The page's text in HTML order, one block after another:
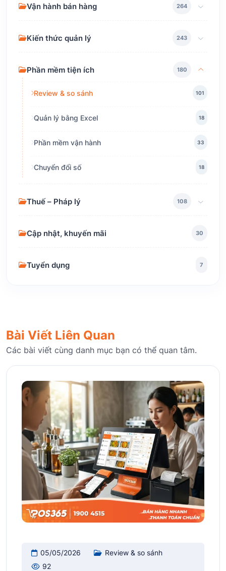
Vận hành bán hàng 264
Kiến thức quản lý 243
Phần mềm tiện ích 180
Review & so sánh 101
Quản lý bằng Excel 18
Phần mềm vận hành 33
Chuyển đổi số 18
Thuế – Pháp lý 108
Cập nhật, khuyến mãi 30
Tuyển dụng 7
Bài Viết Liên Quan
Các bài viết cùng danh mục bạn có thể quan tâm.
05/05/2026
Review & so sánh
92